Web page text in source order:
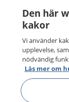
Den här
kakor
Vi använder
upplevelse,
nödvändig
Läs mer om